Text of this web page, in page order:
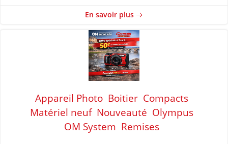
En savoir plus
Appareil Photo Boitier Compacts
Matériel neuf Nouveauté Olympus
OM System Remises